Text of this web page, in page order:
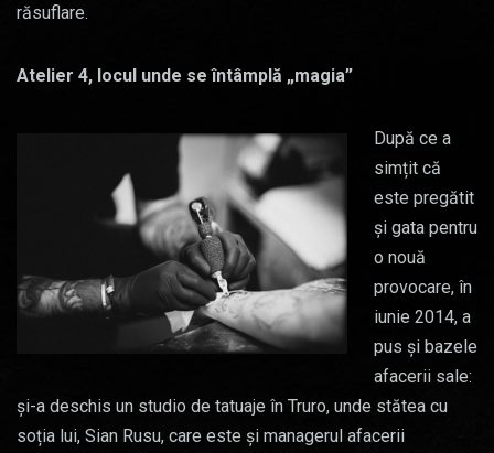
răsuflare.
Atelier 4, locul unde se întâmplă „magia”
După ce a
simțit că
este pregătit
și gata pentru
o nouă
provocare, în
iunie 2014, a
pus și bazele
afacerii sale:
și-a deschis un studio de tatuaje în Truro, unde stătea cu
soția lui, Sian Rusu, care este și managerul afacerii